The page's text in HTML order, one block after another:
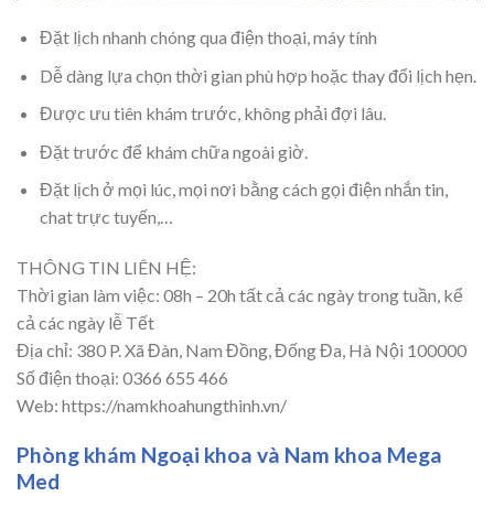
Đặt lịch nhanh chóng qua điện thoại, máy tính
Dễ dàng lựa chọn thời gian phù hợp hoặc thay đổi lịch hẹn.
Được ưu tiên khám trước, không phải đợi lâu.
Đặt trước để khám chữa ngoài giờ.
Đặt lịch ở mọi lúc, mọi nơi bằng cách gọi điện nhắn tin,
chat trực tuyến,…
THÔNG TIN LIÊN HỆ:
Thời gian làm việc: 08h – 20h tất cả các ngày trong tuần, kể
cả các ngày lễ Tết
Địa chỉ: 380 P. Xã Đàn, Nam Đồng, Đống Đa, Hà Nội 100000
Số điện thoại: 0366 655 466
Web: https://namkhoahungthinh.vn/
Phòng khám Ngoại khoa và Nam khoa Mega
Med